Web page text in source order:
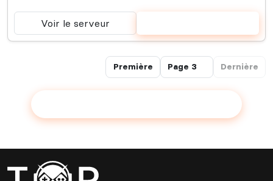
Voir le serveur
Première Dernière